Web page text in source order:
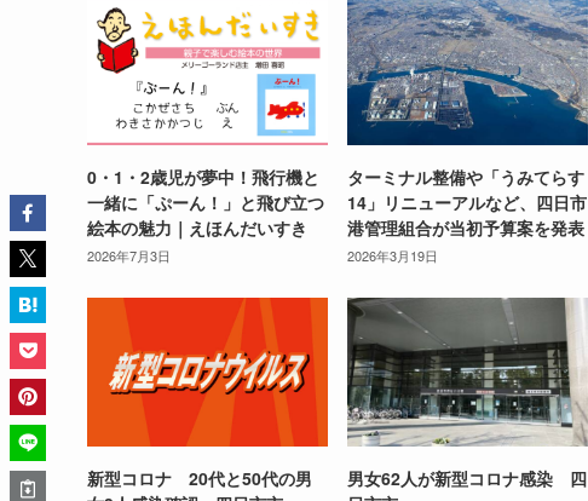
0・1・2歳児が夢中！飛行機と
一緒に「ぷーん！」と飛び立つ
絵本の魅力｜えほんだいすき
2026年7月3日
ターミナル整備や「うみてらす
14」リニューアルなど、四日市
港管理組合が当初予算案を発表
2026年3月19日
新型コロナ 20代と50代の男
男女62人が新型コロナ感染 四